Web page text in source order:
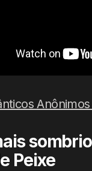
Peixe